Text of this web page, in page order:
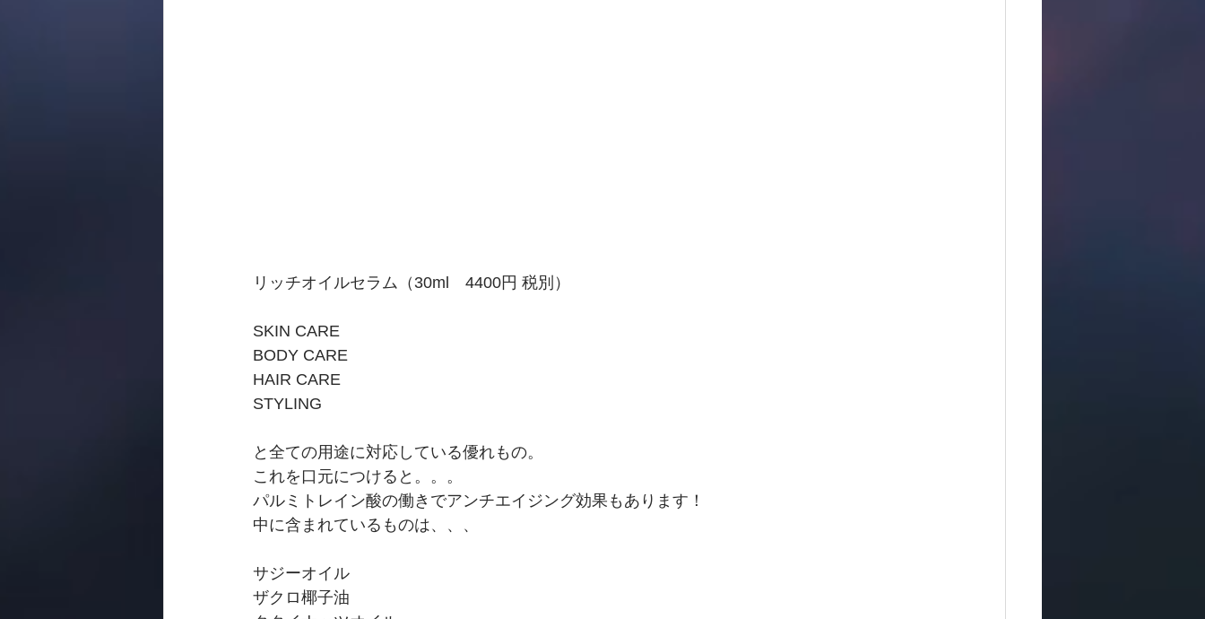
リッチオイルセラム（30ml　4400円 税別）
SKIN CARE
BODY CARE
HAIR CARE
STYLING
と全ての用途に対応している優れもの。
これを口元につけると。。。
パルミトレイン酸の働きでアンチエイジング効果もあります！
中に含まれているものは、、、
サジーオイル
ザクロ椰子油